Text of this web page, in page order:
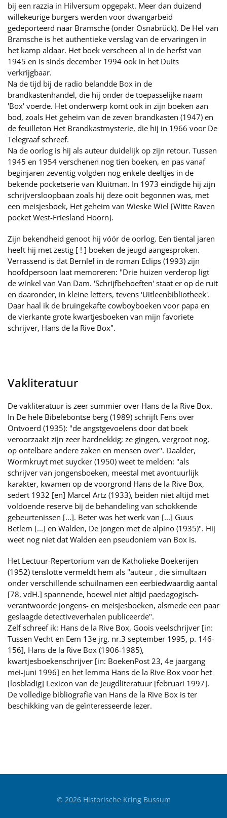
bij een razzia in Hilversum opgepakt. Meer dan duizend
willekeurige burgers werden voor dwangarbeid
gedeporteerd naar Bramsche (onder Osnabrück). De Hel van
Bramsche is het authentieke verslag van de ervaringen in
het kamp aldaar. Het boek verscheen al in de herfst van
1945 en is sinds december 1994 ook in het Duits
verkrijgbaar.
Na de tijd bij de radio belandde Box in de
brandkastenhandel, die hij onder de toepasselijke naam
'Box' voerde. Het onderwerp komt ook in zijn boeken aan
bod, zoals Het geheim van de zeven brandkasten (1947) en
de feuilleton Het Brandkastmysterie, die hij in 1966 voor De
Telegraaf schreef.
Na de oorlog is hij als auteur duidelijk op zijn retour. Tussen
1945 en 1954 verschenen nog tien boeken, en pas vanaf
beginjaren zeventig volgden nog enkele deeltjes in de
bekende pocketserie van Kluitman. In 1973 eindigde hij zijn
schrijversloopbaan zoals hij deze ooit begonnen was, met
een meisjesboek, Het geheim van Wieske Wiel [Witte Raven
pocket West-Friesland Hoorn].
Zijn bekendheid genoot hij vóór de oorlog. Een tiental jaren
heeft hij met zestig [ ! ] boeken de jeugd aangesproken.
Verrassend is dat Bernlef in de roman Eclips (1993) zijn
hoofdpersoon laat memoreren: "Drie huizen verderop ligt
de winkel van Van Dam. 'Schrijfbehoeften' staat er op de ruit
en daaronder, in kleine letters, tevens 'Uitleenbibliotheek'.
Daar haal ik de bruingekafte cowboyboeken voor papa en
de vierkante grote kwartjesboeken van mijn favoriete
schrijver, Hans de la Rive Box".
Vakliteratuur
De vakliteratuur is zeer summier over Hans de la Rive Box.
In De hele Bibelebontse berg (1989) schrijft Fens over
Ontvoerd (1935): "de angstgevoelens door dat boek
veroorzaakt zijn zeer hardnekkig; ze gingen, vergroot nog,
op ontelbare andere zaken en mensen over". Daalder,
Wormkruyt met suycker (1950) weet te melden: "als
schrijver van jongensboeken, meestal met avontuurlijk
karakter, kwamen op de voorgrond Hans de la Rive Box,
sedert 1932 [en] Marcel Artz (1933), beiden niet altijd met
voldoende reserve bij de behandeling van schokkende
gebeurtenissen [...]. Beter was het werk van [...] Guus
Betlem [...] en Walden, De jongen met de alpino (1935)". Hij
weet nog niet dat Walden een pseudoniem van Box is.
Het Lectuur-Repertorium van de Katholieke Boekerijen
(1952) tenslotte vermeldt hem als "auteur , die simultaan
onder verschillende schuilnamen een eerbiedwaardig aantal
[78, vdH.] spannende, hoewel niet altijd paedagogisch-
verantwoorde jongens- en meisjesboeken, alsmede een paar
geslaagde detectiveverhalen publiceerde".
Zelf schreef ik: Hans de la Rive Box, Goois veelschrijver [in:
Tussen Vecht en Eem 13e jrg. nr.3 september 1995, p. 146-
156], Hans de la Rive Box (1906-1985),
kwartjesboekenschrijver [in: BoekenPost 23, 4e jaargang
mei-juni 1996] en het lemma Hans de la Rive Box voor het
[losbladig] Lexicon van de Jeugdliteratuur [februari 1997].
De volledige bibliografie van Hans de la Rive Box is ter
beschikking van de geïnteresseerde lezer.
© 2026Historische Kring Bussum